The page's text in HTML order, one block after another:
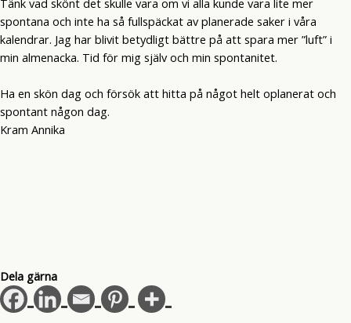
spontana och inte ha så fullspäckat av planerade saker i våra
kalendrar. Jag har blivit betydligt bättre på att spara mer ”luft” i
min almenacka. Tid för mig själv och min spontanitet.
Ha en skön dag och försök att hitta på något helt oplanerat och
spontant någon dag.
Kram Annika
Dela gärna